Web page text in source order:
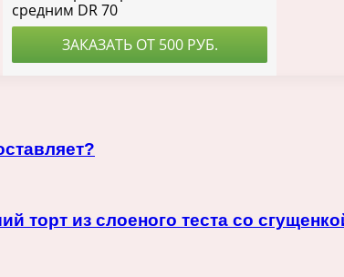
торт из слоеного теста со